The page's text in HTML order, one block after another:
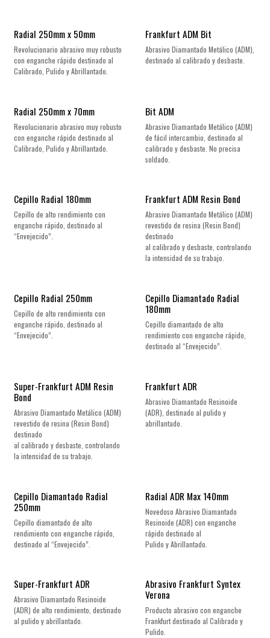
Radial 250mm x 50mm
Revolucionario abrasivo muy robusto
con enganche rápido destinado al
Calibrado, Pulido y Abrillantado.
Frankfurt ADM Bit
Abrasivo Diamantado Metálico (ADM),
destinado al calibrado y desbaste.
Radial 250mm x 70mm
Revolucionario abrasivo muy robusto
con enganche rápido destinado al
Calibrado, Pulido y Abrillantado.
Bit ADM
Abrasivo Diamantado Metálico (ADM)
de fácil intercambio, destinado al
calibrado y desbaste. No precisa
soldado.
Cepillo Radial 180mm
Cepillo de alto rendimiento con
enganche rápido, destinado al
“Envejecido”.
Frankfurt ADM Resin Bond
Abrasivo Diamantado Metálico (ADM)
revestido de resina (Resin Bond)
destinado
al calibrado y desbaste, controlando
la intensidad de su trabajo.
Cepillo Radial 250mm
Cepillo de alto rendimiento con
enganche rápido, destinado al
“Envejecido”.
Cepillo Diamantado Radial
180mm
Cepillo diamantado de alto
rendimiento con enganche rápido,
destinado al “Envejecido”.
¡Nuevo!
Super-Frankfurt ADM Resin
Bond
Abrasivo Diamantado Metálico (ADM)
revestido de resina (Resin Bond)
destinado
al calibrado y desbaste, controlando
la intensidad de su trabajo.
Frankfurt ADR
Abrasivo Diamantado Resinoide
(ADR), destinado al pulido y
abrillantado.
Cepillo Diamantado Radial
250mm
Cepillo diamantado de alto
rendimiento con enganche rápido,
destinado al “Envejecido”.
¡Nuevo!
Radial ADR Max 140mm
Novedoso Abrasivo Diamantado
Resinoide (ADR) con enganche
rápido destinado al
Pulido y Abrillantado.
¡Nuevo!
Super-Frankfurt ADR
Abrasivo Diamantado Resinoide
(ADR) de alto rendimiento, destinado
al pulido y abrillantado.
Abrasivo Frankfurt Syntex
Verona
Producto abrasivo con enganche
Frankfurt destinado al Calibrado y
Pulido.